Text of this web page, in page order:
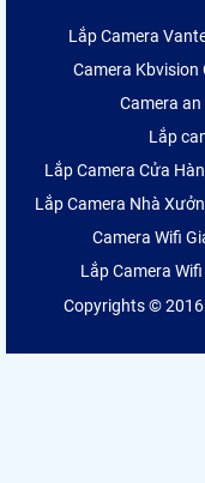
Lắp Camera
Camera Kbvision
Camera an
Lắp
Lắp Camera Cửa
Lắp Camera Nhà
Camera Wifi
Lắp Camera Wifi
Copyrights © 2016